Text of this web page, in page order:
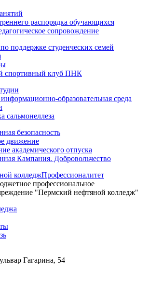
распорядка обучающихся
сопровождение
поддержке студенческих семей
спортивный клуб ПНК
образовательная среда
сальмонеллеза
безопасность
движение
академического отпуска
Кампания. Добровольчество
Профессионалитет
профессиональное
"Пермский нефтяной колледж"
Гагарина, 54